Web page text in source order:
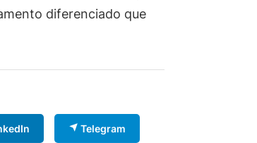
diferenciado que
Telegram